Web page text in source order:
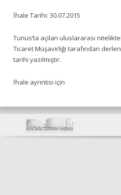
İhale Tarihi: 30.07.2015
Tunus’ta açılan uluslararası
Ticaret Müşavirliği tarafından
tarihi yazılmıştır.
İhale ayrıntısı için